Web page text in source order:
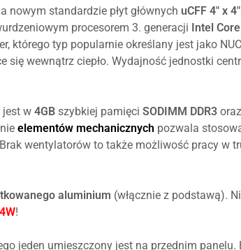
nowym standardzie płyt głównych uCFF 4" x 4"
procesorem 3. generacji Intel
którego typ popularnie określany jest jako
wewnątrz ciepło. Wydajność jednostki
jest w 4GB szybkiej pamięci SODIMM DDR3
elementów mechanicznych pozwala
wentylatorów to także możliwość pracy w
aluminium (włącznie z podstawą).
!
jeden umieszczony jest na przednim